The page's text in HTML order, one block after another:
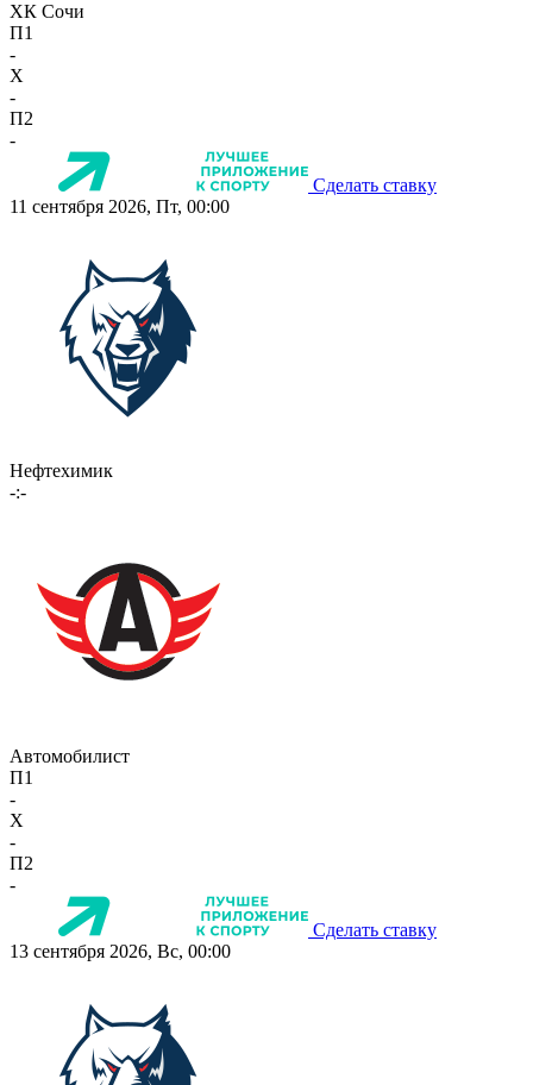
ХК Сочи
П1
-
X
-
П2
-
Сделать ставку
11 сентября 2026, Пт, 00:00
Нефтехимик
-:-
Автомобилист
П1
-
X
-
П2
-
Сделать ставку
13 сентября 2026, Вс, 00:00